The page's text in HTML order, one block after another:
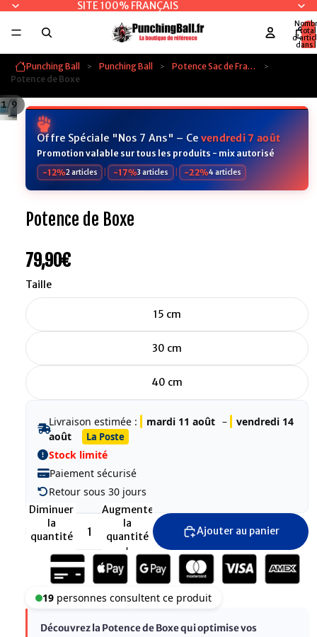
SITE 100% FRANÇAIS
total
dans
Punching Ball Punching Ball
Potence Sac de Frappe
Potence de Boxe
1/9
Offre Spéciale "Nos 7 Ans" – Ce vendredi 7 août
Promotion valable sur tous les produits - mix autorisé
-12%2 articles -17%3 articles -22%4 articles
Potence de Boxe
79,90€
Taille
15 cm
30 cm
40 cm
Livraison estimée : mardi 11 août –
vendredi 14
août
La Poste
Stock limité
Paiement sécurisé
Retour sous 30 jours
Diminuer
la
quantité
Augmenter
la
quantité
Ajouter au panier
19 personnes consultent ce produit
Découvrez la Potence de Boxe qui optimise vos